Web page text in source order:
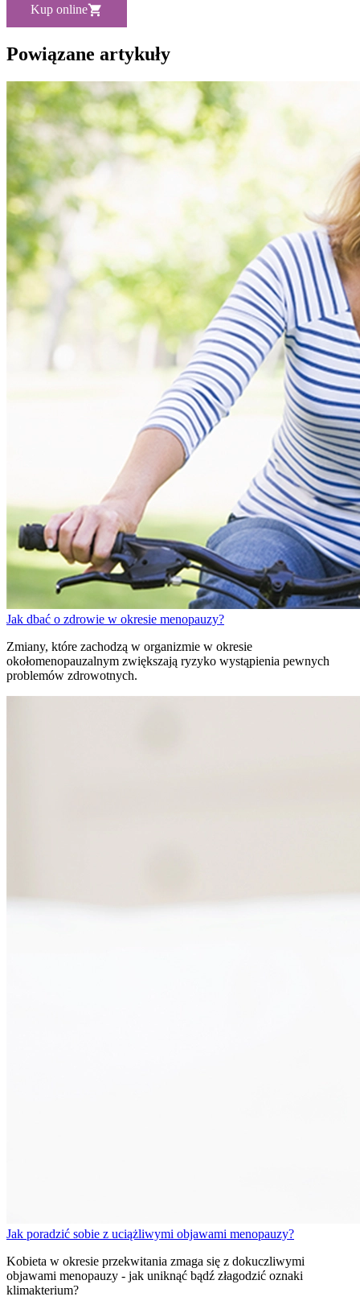
Kup online
Powiązane artykuły
Jak dbać o zdrowie w okresie menopauzy?
Zmiany, które zachodzą w organizmie w okresie
okołomenopauzalnym zwiększają ryzyko wystąpienia pewnych
problemów zdrowotnych.
Jak poradzić sobie z uciążliwymi objawami menopauzy?
Kobieta w okresie przekwitania zmaga się z dokuczliwymi
objawami menopauzy - jak uniknąć bądź złagodzić oznaki
klimakterium?